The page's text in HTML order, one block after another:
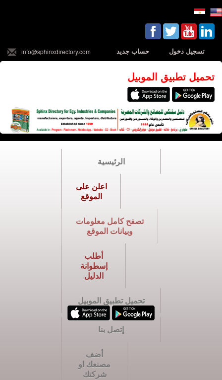
تسجيل دخول حساب جديد info@sphinxdirectory.com
تحميل تطبيق الموبيل
الرئيسية
اعلن على
الموقع
تصفح كامل معلومات
وبيانات الموقع
أطلب
إسطوانة
الدليل
تحميل تطبيق الموبيل
إتصل بنا
أضف
مصنعك او
شركتك